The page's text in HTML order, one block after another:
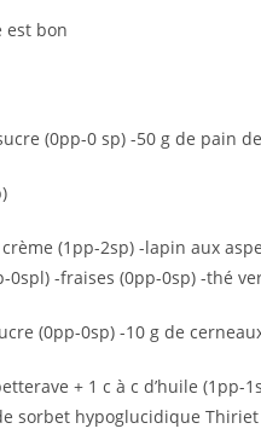
est bon
(0pp-0 sp) -50 g de pain
(1pp-2sp) -lapin aux
0spl) -fraises (0pp-0sp) -thé
(0pp-0sp) -10 g de
+ 1 c à c d’huile
sorbet hypoglucidique